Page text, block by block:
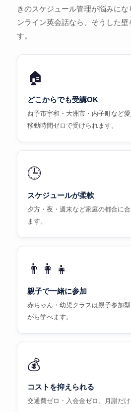
きのスケジュール管理が悩みに
ンライン英会話なら、そうした
す。
🏠
どこからでも受講OK
西予市宇和・大洲市・内子町など
移動時間ゼロで受けられます。
🕒
スケジュールが柔軟
夕方・夜・週末など家庭の都合に
ます。
👨‍👩‍👧
親子で一緒に参加
赤ちゃん・幼児クラスは親子参加
がら学べます。
💰
コストを抑えられる
交通費ゼロ・入会金ゼロ。月謝だけ